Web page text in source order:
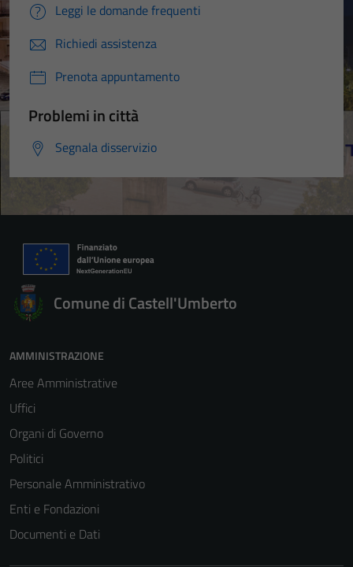
Leggi le domande frequenti
Richiedi assistenza
Prenota appuntamento
Problemi in città
Segnala disservizio
Comune di Castell'Umberto
AMMINISTRAZIONE
Aree Amministrative
Uffici
Organi di Governo
Politici
Personale Amministrativo
Enti e Fondazioni
Documenti e Dati